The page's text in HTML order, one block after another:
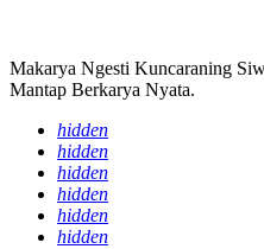
Makarya Ngesti Kuncaraning
Mantap Berkarya Nyata.
hidden
hidden
hidden
hidden
hidden
hidden